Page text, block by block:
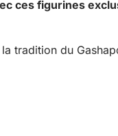
ces figurines
tradition du